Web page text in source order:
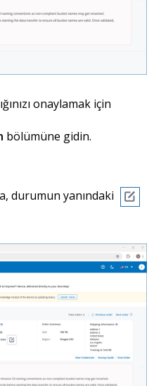
onaylamak için
bölümüne gidin.
durumun yanındaki